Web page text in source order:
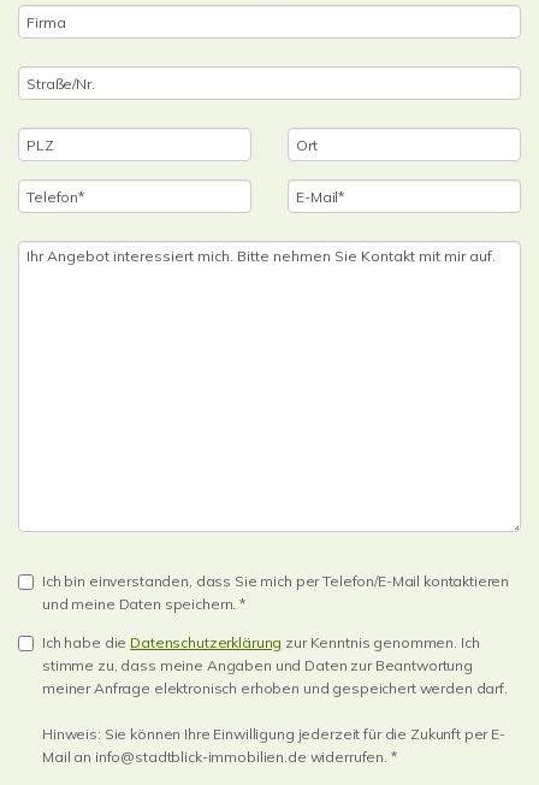
Ich bin einverstanden, dass Sie mich per Telefon/E-Mail kontaktieren
und meine Daten speichern. *
Ich habe die Datenschutzerklärung zur Kenntnis genommen. Ich
stimme zu, dass meine Angaben und Daten zur Beantwortung
meiner Anfrage elektronisch erhoben und gespeichert werden darf.
Hinweis: Sie können Ihre Einwilligung jederzeit für die Zukunft per E-
Mail an info@stadtblick-immobilien.de widerrufen. *